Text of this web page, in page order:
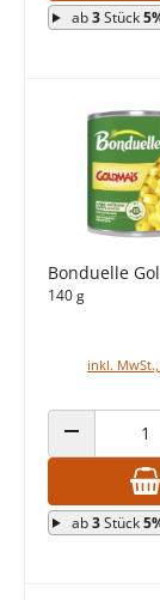
ab3Stück
Bonduelle
140 g
inkl.
ANZAHL
ab3Stück